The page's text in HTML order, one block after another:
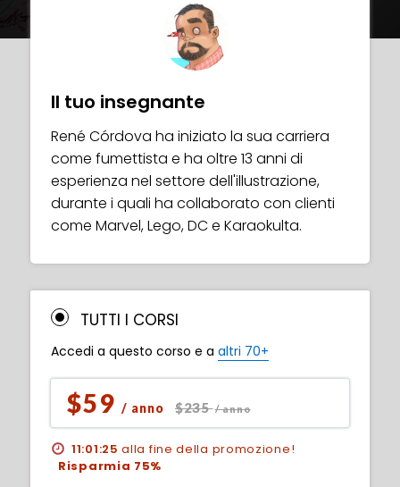
Il tuo insegnante
René Córdova ha iniziato la sua carriera
come fumettista e ha oltre 13 anni di
esperienza nel settore dell'illustrazione,
durante i quali ha collaborato con clienti
come Marvel, Lego, DC e Karaokulta.
TUTTI I CORSI
Accedi a questo corso e a altri 70+
$59 / anno $235/ anno
11:01:24 alla fine della promozione!
Risparmia 75%